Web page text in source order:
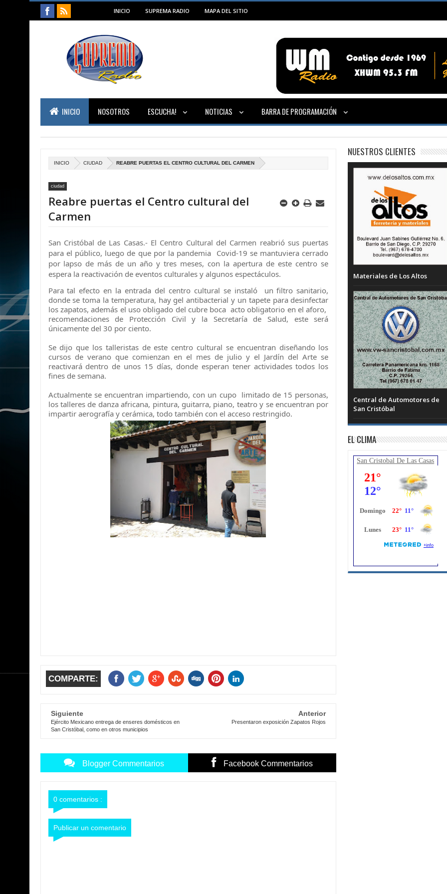
INICIO SUPREMA RADIO MAPA DEL SITIO
INICIO NOSOTROS ESCUCHA! NOTICIAS BARRA DE PROGRAMACIÓN
INICIO CIUDAD REABRE PUERTAS EL CENTRO CULTURAL DEL CARMEN
ciudad
Reabre puertas el Centro cultural del
Carmen
San Cristóbal de Las Casas.- El Centro Cultural del Carmen reabrió sus puertas
para el público, luego de que por la pandemia Covid-19 se mantuviera cerrado
por lapso de más de un año y tres meses, con la apertura de este centro se
espera la reactivación de eventos culturales y algunos espectáculos.
Para tal efecto en la entrada del centro cultural se instaló un filtro sanitario,
donde se toma la temperatura, hay gel antibacterial y un tapete para desinfectar
los zapatos, además el uso obligado del cubre boca acto obligatorio en el aforo,
recomendaciones de Protección Civil y la Secretaría de Salud, este será
únicamente del 30 por ciento.
Se dijo que los talleristas de este centro cultural se encuentran diseñando los
cursos de verano que comienzan en el mes de julio y el Jardín del Arte se
reactivará dentro de unos 15 días, donde esperan tener actividades todos los
fines de semana.
Actualmente se encuentran impartiendo, con un cupo limitado de 15 personas,
los talleres de danza africana, pintura, guitarra, piano, teatro y se encuentran por
impartir aerografía y cerámica, todo también con el acceso restringido.
COMPARTE:
Siguiente
Ejército Mexicano entrega de enseres domésticos en
San Cristóbal, como en otros municipios
Anterior
Presentaron exposición Zapatos Rojos
Blogger Commentarios Facebook Commentarios
0 comentarios :
Publicar un comentario
NUESTROS CLIENTES
Materiales de Los Altos
Central de Automotores de
San Cristóbal
EL CLIMA
San Cristobal De Las Casas